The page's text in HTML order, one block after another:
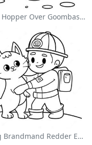
Mario Hopper Over Goombas Farvelægningsside
Modig Brandmand Redder En Kat Farvelægningsside